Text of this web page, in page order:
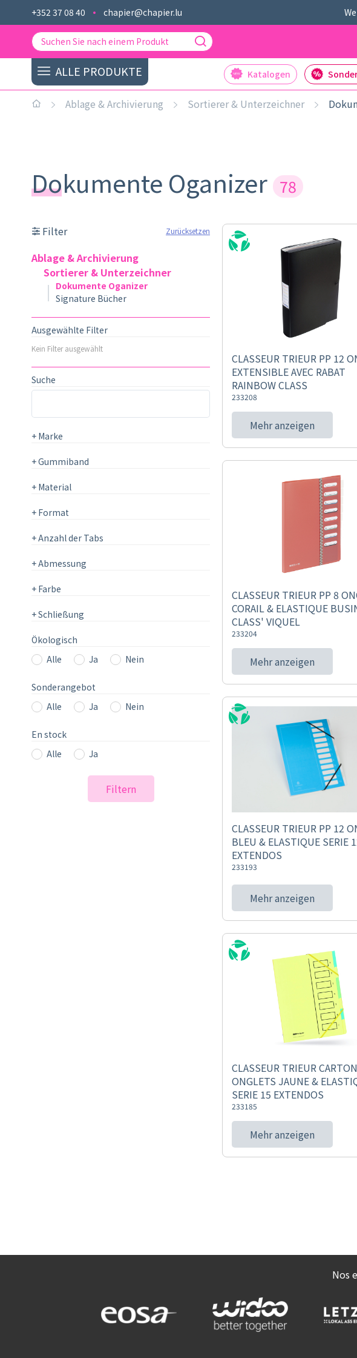
+352 37 08 40 chapier@chapier.lu
ALLE PRODUKTE Katalogen
Ablage & Archivierung Sortierer & Unterzeichner
Dokumente Oganizer 78
Filter Zurücksetzen
Ablage & Archivierung
Sortierer & Unterzeichner
Dokumente Oganizer
Signature Bücher
Ausgewählte Filter
Kein Filter ausgewählt
Suche
+ Marke
+Gummiband
+ Material
+ Format
+Anzahl der Tabs
+Abmessung
+ Farbe
+Schließung
Ökologisch
Alle
Ja Nein
Sonderangebot
Alle
Ja Nein
En stock
Alle
Ja
Filtern
CLASSEUR TRIEUR PP 12
EXTENSIBLE AVEC RABAT
RAINBOW CLASS
233208
Mehr anzeigen
CLASSEUR TRIEUR PP 8
CORAIL & ELASTIQUE
CLASS' VIQUEL
233204
Mehr anzeigen
CLASSEUR TRIEUR PP 12
BLEU & ELASTIQUE SERIE
EXTENDOS
233193
Mehr anzeigen
CLASSEUR TRIEUR
ONGLETS JAUNE &
SERIE 15 EXTENDOS
233185
Mehr anzeigen
Nos